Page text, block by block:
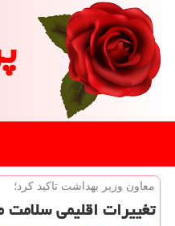
معاون وزیر بهداشت تاكید كرد؛
تغییرات اقلیمی